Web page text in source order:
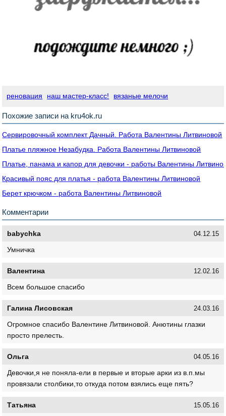
реновация наш мастер-класс! вязаные мелочи
Похожие записи на kru4ok.ru
Сервировочный комплект Дачный. Работа Валентины Литвиновой
Платье пляжное Незабудка. Работа Валентины Литвиновой
Платье, панама и капор для девочки - работы Валентины
Красивый пояс для платья - работа Валентины Литвиновой
Берет крючком - работа Валентины Литвиновой
Комментарии
babychka 04.12.15
Умничка
Валентина 12.02.16
Всем большое спасибо
Галина Лисовская 24.03.16
Огромное спасибо Валентине Литвиновой. Анютины глазки
просто прелесть.
Ольга 04.05.16
Девочки,я не поняла-ели в первые и вторые арки из в.п.мы
провязали столбики,то откуда потом взялись еще пять?
Татьяна 15.05.16